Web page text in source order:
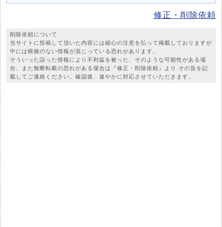
修正・削除依頼
削除依頼について
当サイトに投稿して頂いた内容には細心の注意を払って掲載しておりますが
中には根拠のない情報が混じっている恐れがあります。
そういった誤った情報により不利益を被った、そのような可能性がある場
合、また無断転載の恐れがある場合は『修正・削除依頼』より その旨を記
載してご連絡ください。確認後、速やかに対応させていただきます。